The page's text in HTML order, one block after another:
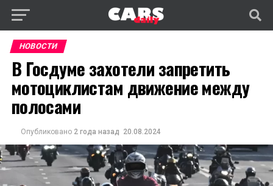
НОВОСТИ
В Госдуме захотели запретить
мотоциклистам движение между
полосами
Опубликовано 2 года назад 20.08.2024